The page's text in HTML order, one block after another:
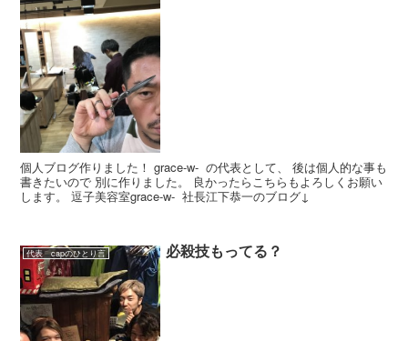
個人ブログ作りました！ grace-w- の代表として、 後は個人的な事も
書きたいので 別に作りました。 良かったらこちらもよろしくお願い
します。 逗子美容室grace-w- 社長江下恭一のブログ↓
代表 capのひとり言 必殺技もってる？